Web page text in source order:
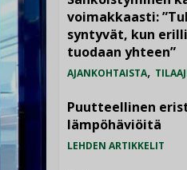
voimakkaasti:
syntyvät, kun
tuodaan yhteen”
AJANKOHTAISTA,
Puutteellinen
lämpöhäviöitä
LEHDEN ARTIKKELIT